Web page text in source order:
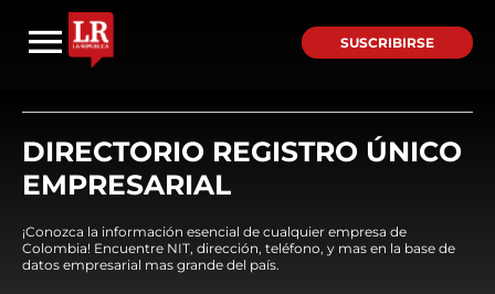
SUSCRIBIRSE
DIRECTORIO REGISTRO ÚNICO
EMPRESARIAL
¡Conozca la información esencial de cualquier empresa de
Colombia! Encuentre NIT, dirección, teléfono, y mas en la base de
datos empresarial mas grande del país.